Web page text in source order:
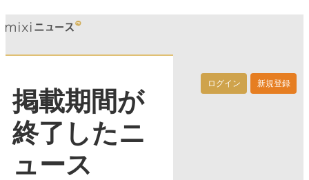
ログイン 新規登録
掲載期間が
終了したニ
ュース